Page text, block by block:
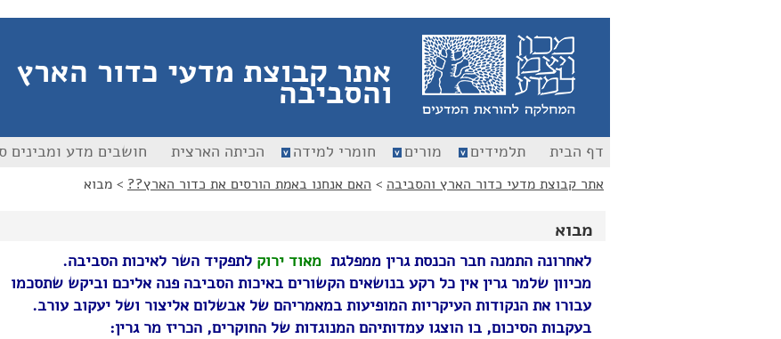
אתר קבוצת מדעי כדור הארץ
והסביבה
דף הבית תלמידים מורים חומרי למידה הכיתה הארצית חושבים מדע ומבינים
אתר קבוצת מדעי כדור הארץ והסביבה > האם אנחנו באמת הורסים את כדור הארץ?? > מבוא
מבוא
לאחרונה התמנה חבר הכנסת גרין ממפלגת מאוד ירוק לתפקיד השר לאיכות הסביבה.
מכיוון שלמר גרין אין כל רקע בנושאים הקשורים באיכות הסביבה פנה אליכם וביקש שתסכמו
עבורו את הנקודות העיקריות המופיעות במאמריהם של אבשלום אליצור ושל יעקוב עורב.
בעקבות הסיכום, בו הוצגו עמדותיהם המנוגדות של החוקרים, הכריז מר גרין: